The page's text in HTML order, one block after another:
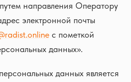
направления Оператору
электронной почты
с пометкой
данных».
данных является